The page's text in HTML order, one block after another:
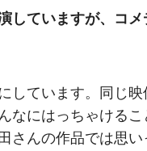
ていますが、コメ
しています。同じ
なにはっちゃける
んの作品では思い